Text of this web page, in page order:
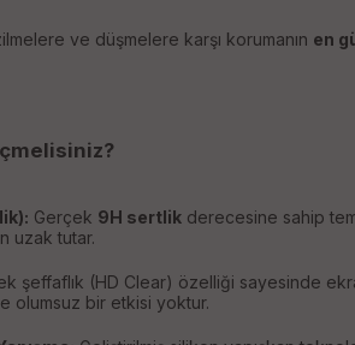
ve düşmelere karşı korumanın en
Gerçek 9H sertlik derecesine sahip
uzak tutar.
şeffaflık (HD Clear) özelliği sayesinde
olumsuz bir etkisi yoktur.